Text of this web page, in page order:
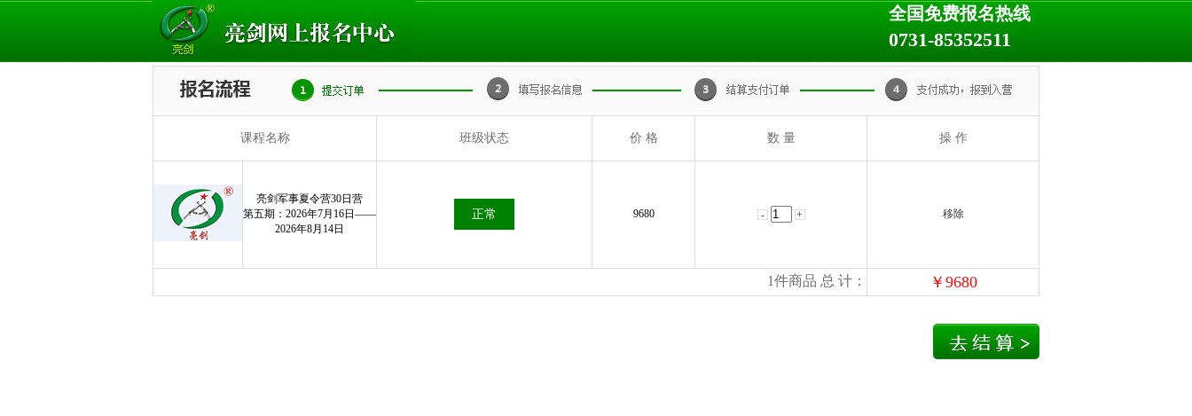
全国免费报名热线
0731-85352511
课程名称 班级状态 价 格 数 量 操 作
亮剑军事夏令营30日营
第五期：2026年7月16日——
2026年8月14日
正常 9680 移除
1件商品 总 计： ￥ 9680